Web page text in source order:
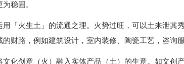
稳固。
用「火生土」的流通之理。火势过旺，可以土来泄其
的财路，例如建筑设计，室内装修、陶瓷工艺，咨询
文化创意（火）融入实体产品（土）的生意。如文创